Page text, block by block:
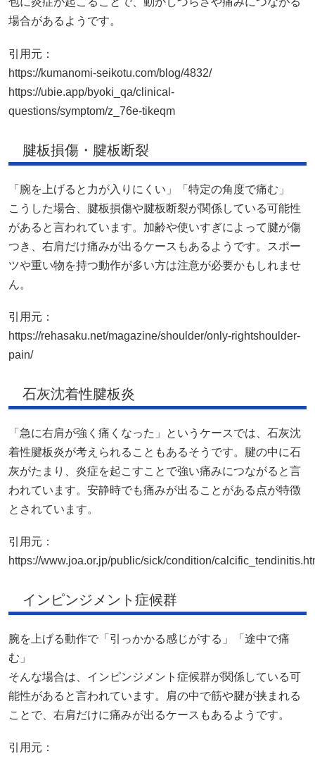
場合があるようです。
引用元：
https://kumanomi-seikotu.com/blog/4832/
https://ubie.app/byoki_qa/clinical-
questions/symptom/z_76e-tikeqm
腱板損傷・腱板断裂
「腕を上げると力が入りにくい」「特定の角度で痛む」
こうした場合、腱板損傷や腱板断裂が関係している可能性
があると言われています。加齢や使いすぎによって腱が傷
つき、右肩だけ痛みが出るケースもあるようです。スポー
ツや重い物を持つ動作が多い方は注意が必要かもしれませ
ん。
引用元：
https://rehasaku.net/magazine/shoulder/only-rightshoulder-
pain/
石灰沈着性腱板炎
「急に右肩が強く痛くなった」というケースでは、石灰沈
着性腱板炎が考えられることもあるそうです。腱の中に石
灰がたまり、炎症を起こすことで強い痛みにつながると言
われています。安静時でも痛みが出ることがある点が特徴
とされています。
引用元：
https://www.joa.or.jp/public/sick/condition/
インピンジメント症候群
腕を上げる動作で「引っかかる感じがする」「途中で痛
む」
そんな場合は、インピンジメント症候群が関係している可
能性があると言われています。肩の中で筋や腱が挟まれる
ことで、右肩だけに痛みが出るケースもあるようです。
引用元：